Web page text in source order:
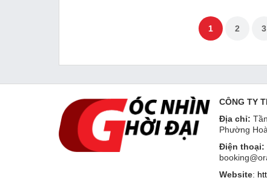
1 2 3
CÔNG TY
Địa chỉ:
Phường
Điện thoại:
Website: